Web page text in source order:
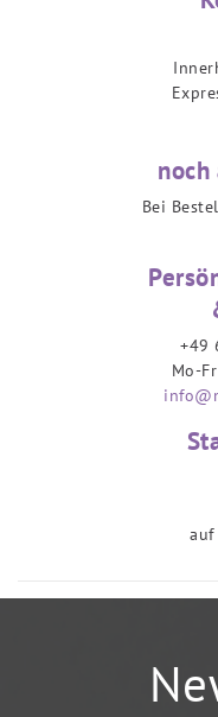
noch
Bei
+49
Mo-
auf